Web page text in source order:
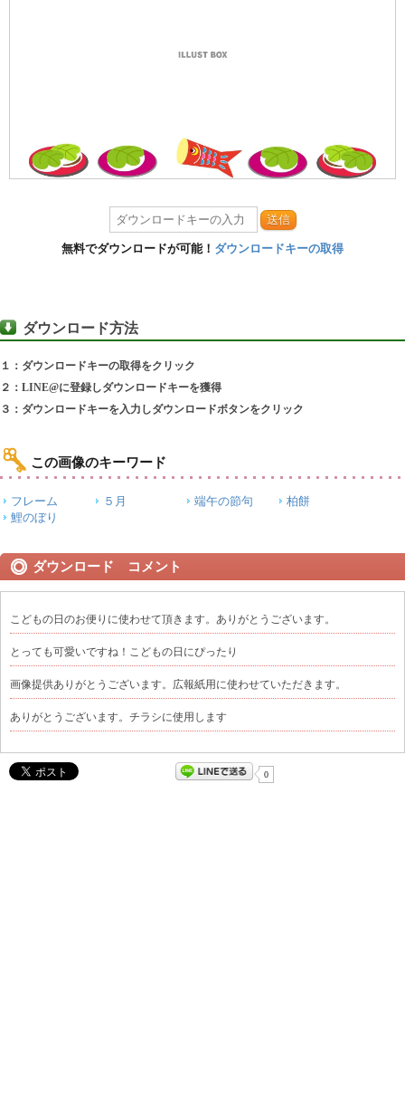
送信
無料でダウンロードが可能！ ダウンロードキーの取得
ダウンロード方法
１：ダウンロードキーの取得をクリック
２：LINE@に登録しダウンロードキーを獲得
３：ダウンロードキーを入力しダウンロードボタンをクリック
この画像のキーワード
フレーム ５月 端午の節句
柏餅
鯉のぼり
ダウンロード コメント
こどもの日のお便りに使わせて頂きます。ありがとうございます。
とっても可愛いですね！こどもの日にぴったり
画像提供ありがとうございます。広報紙用に使わせていただきます。
ありがとうございます。チラシに使用します
0